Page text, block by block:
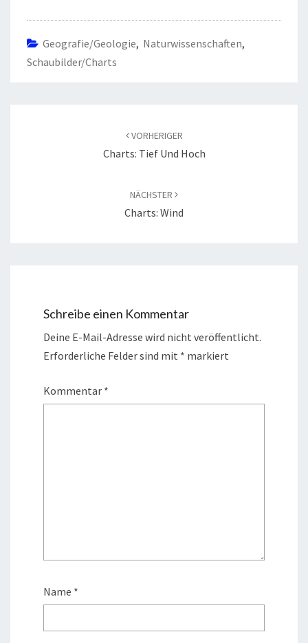
Geografie/Geologie, Naturwissenschaften,
Schaubilder/Charts
VORHERIGER
Charts: Tief Und Hoch
NÄCHSTER
Charts: Wind
Schreibe einen Kommentar
Deine E-Mail-Adresse wird nicht veröffentlicht.
Erforderliche Felder sind mit * markiert
Kommentar *
Name *